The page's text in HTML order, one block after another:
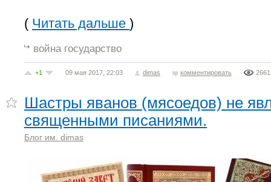
( Читать дальше )
война государство
+1 09 мая 2017, 22:03 dimas комментировать 2661
Шастры яванов (мясоедов) не
священными писаниями.
Блог им. dimas